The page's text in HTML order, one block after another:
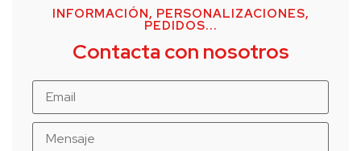
INFORMACIÓN, PERSONALIZACIONES,
PEDIDOS...
Contacta con nosotros